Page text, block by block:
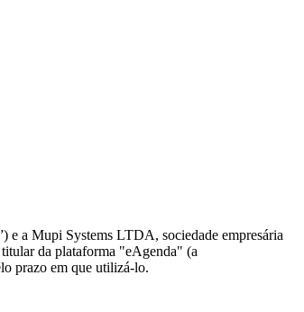
a Mupi Systems LTDA, sociedade empresária
da plataforma "eAgenda" (a
prazo em que utilizá-lo.